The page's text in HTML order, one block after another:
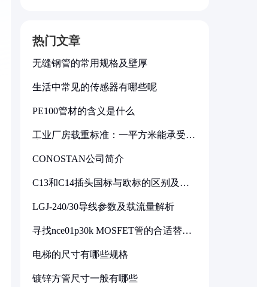
热门文章
无缝钢管的常用规格及壁厚
生活中常见的传感器有哪些呢
PE100管材的含义是什么
工业厂房载重标准：一平方米能承受多
CONOSTAN公司简介
C13和C14插头国标与欧标的区别及其
LGJ-240/30导线参数及载流量解析
寻找nce01p30k MOSFET管的合适替代
电梯的尺寸有哪些规格
镀锌方管尺寸一般有哪些